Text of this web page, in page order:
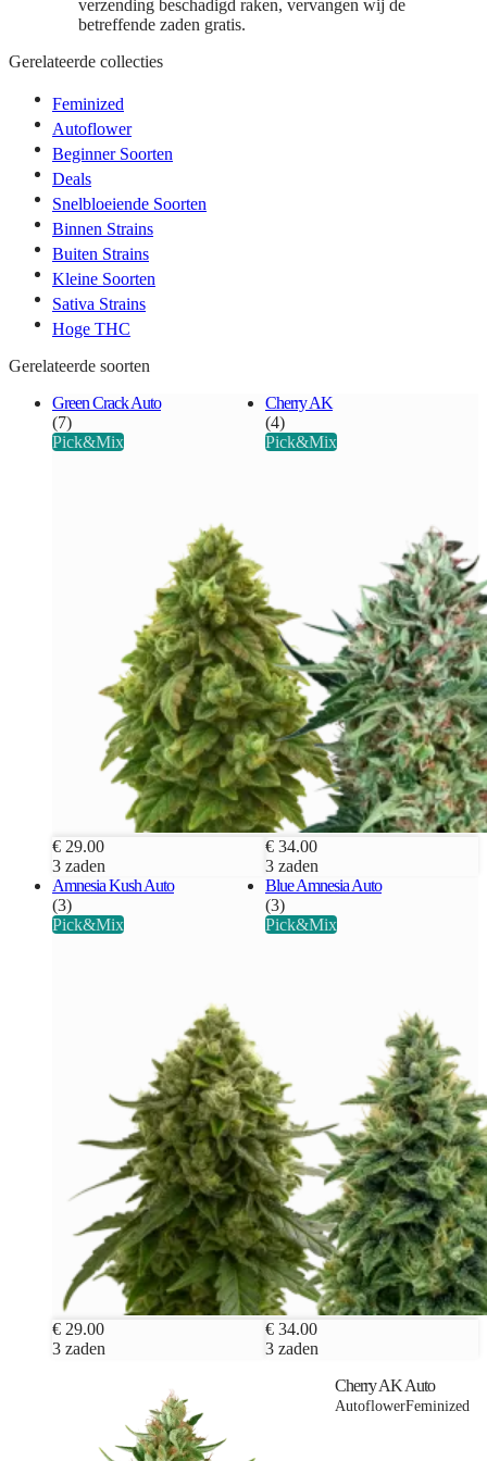
verzending beschadigd raken, vervangen wij de
betreffende zaden gratis.
Gerelateerde collecties
Feminized
Autoflower
Beginner Soorten
Deals
Snelbloeiende Soorten
Binnen Strains
Buiten Strains
Kleine Soorten
Sativa Strains
Hoge THC
Gerelateerde soorten
Green Crack Auto
(7)
Pick&Mix
€ 29.00
3 zaden
Cherry AK
(4)
Pick&Mix
€ 34.00
3 zaden
Amnesia Kush Auto
(3)
Pick&Mix
€ 29.00
3 zaden
Blue Amnesia Auto
(3)
Pick&Mix
€ 34.00
3 zaden
Cherry AK Auto
AutoflowerFeminized